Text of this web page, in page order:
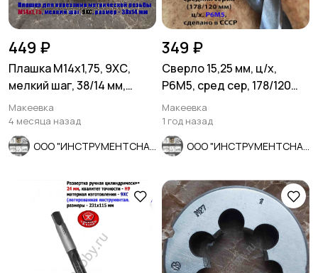
449 ₽
Плашка М14х1,75, 9ХС,
мелкий шаг, 38/14 мм,
ГОСТ 7740-71.
Макеевка
4 месяца назад
349 ₽
Сверло 15,25 мм, ц/х,
Р6М5, сред сер, 178/120
мм, В1, 2300-0231, СССР.
Макеевка
1 год назад